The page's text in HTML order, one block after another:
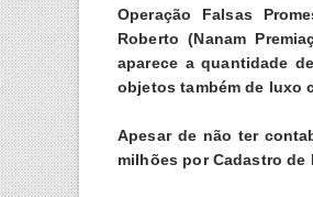
Operação Falsas
Roberto (Nanam
aparece a quantidade
objetos também de luxo
Apesar de não ter
milhões por Cadastro de